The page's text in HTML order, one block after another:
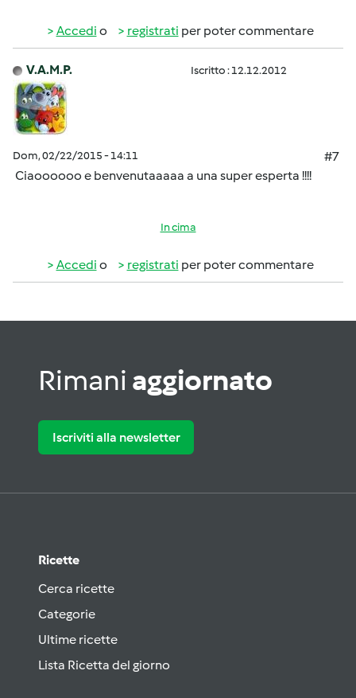
Accedi o registrati per poter commentare
V.A.M.P. Iscritto : 12.12.2012
Dom, 02/22/2015 - 14:11
#7
Ciaoooooo e benvenutaaaaa a una super esperta !!!!
In cima
Accedi o registrati per poter commentare
Rimani aggiornato
Iscriviti alla newsletter
Ricette
Cerca ricette
Categorie
Ultime ricette
Lista Ricetta del giorno